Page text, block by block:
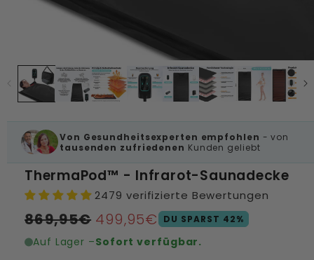
Von Gesundheitsexperten empfohlen - von
tausenden zufriedenen Kunden geliebt
ThermaPod™ - Infrarot-Saunadecke
2479 verifizierte Bewertungen
Normaler
Preis
499,95€
Verkaufspreis
869,95€ DU SPARST 42%
Auf Lager –Sofort verfügbar.